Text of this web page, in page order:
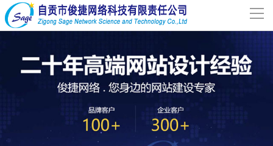
导
关于我们
网站建设